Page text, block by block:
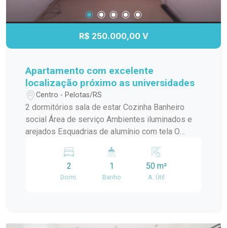
R$ 250.000,00 V
Apartamento com excelente
localização próximo as universidades
Centro - Pelotas/RS
2 dormitórios sala de estar Cozinha Banheiro
social Área de serviço Ambientes iluminados e
arejados Esquadrias de alumínio com tela O
reformados tanto quanto a parte elétrica
2
Dorm.
1
Banho
50 m²
A. Útil